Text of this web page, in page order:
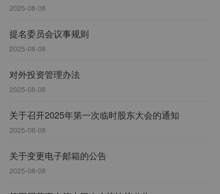
2025-08-08
提名委员会议事规则
2025-08-08
对外投资管理办法
2025-08-08
关于召开2025年第一次临时股东大会的通知
2025-08-08
关于变更电子邮箱的公告
2025-08-08